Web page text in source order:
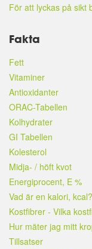
För att lyckas på sikt
Fakta
Fett
Vitaminer
Antioxidanter
ORAC-Tabellen
Kolhydrater
GI Tabellen
Kolesterol
Midja- / höft kvot
Energiprocent, E %
Vad är en kalori, kcal?
Kostfibrer - Vilka
Hur mäter jag mitt
Tillsatser